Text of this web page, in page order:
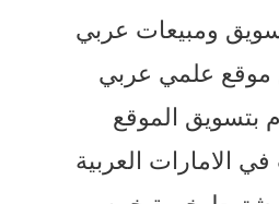
ومبيعات عربي
موقع علمي عربي
بتسويق الموقع
الامارات العربية